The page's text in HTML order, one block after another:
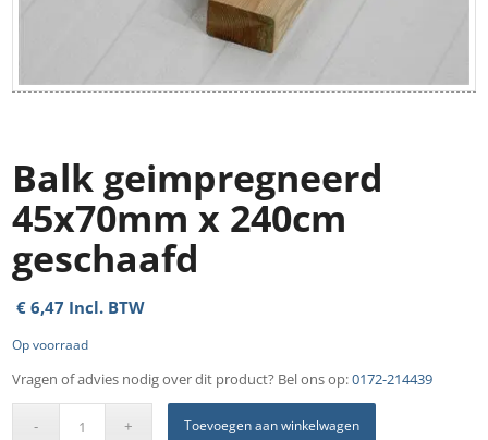
Balk geimpregneerd
45x70mm x 240cm
geschaafd
€ 6,47 Incl. BTW
Op voorraad
Vragen of advies nodig over dit product? Bel ons op:0172-214439
Toevoegen aan winkelwagen